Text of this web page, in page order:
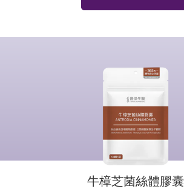
牛樟芝菌絲體膠囊